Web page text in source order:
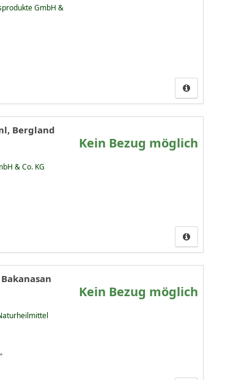
GmbH &
Bergland
& Co. KG
Kein Bezug möglich
Kein Bezug möglich